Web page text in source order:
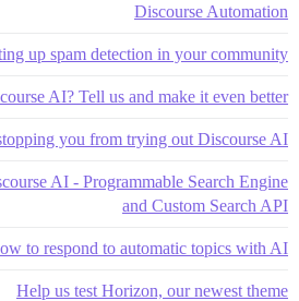
Discourse Automation
up spam detection in your community
AI? Tell us and make it even better!
you from trying out Discourse AI?
AI - Programmable Search Engine
and Custom Search API
to respond to automatic topics with AI
Help us test Horizon, our newest theme